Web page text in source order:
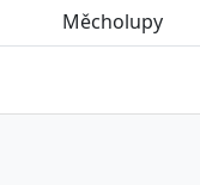
Měcholupy